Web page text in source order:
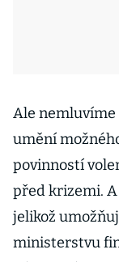
Ale nemluvíme
umění
povinností
před krizemi. A
jelikož
ministerstvu